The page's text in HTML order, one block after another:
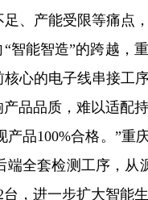
、产能受限等痛点
智能智造”的跨越，
心的电子线串接工
品品质，难以适配
品100%合格。”重
全套检测工序，从
，进一步扩大智能生